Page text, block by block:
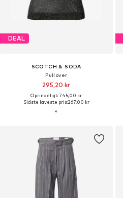
DEAL
SCOTCH & SODA
Pullover
295,20 kr
Oprindeligt: 745,00 kr
Sidste laveste pris:267,00 kr